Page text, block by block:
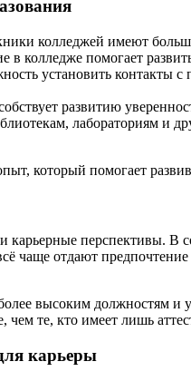
колледжей имеют
в колледже помогает
установить
развитию
лабораториям и
который помогает
перспективы. В
чаще отдают
высоким должностям
те, кто имеет лишь
карьеры